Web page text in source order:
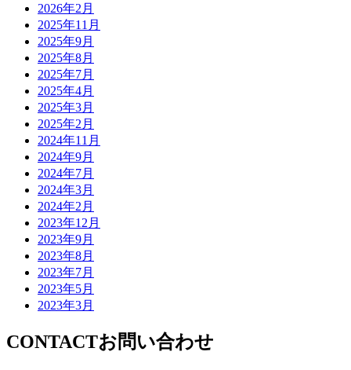
2026年2月
2025年11月
2025年9月
2025年8月
2025年7月
2025年4月
2025年3月
2025年2月
2024年11月
2024年9月
2024年7月
2024年3月
2024年2月
2023年12月
2023年9月
2023年8月
2023年7月
2023年5月
2023年3月
CONTACTお問い合わせ